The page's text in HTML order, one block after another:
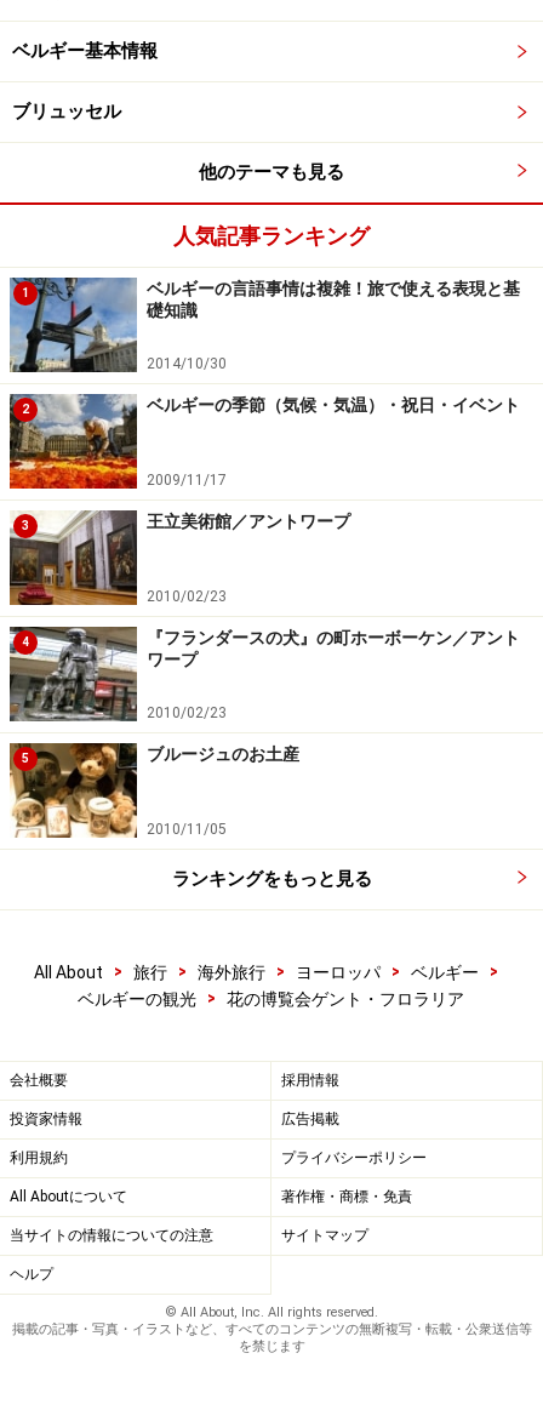
ホームページ」を確認するなど、安全確保に十分注意を払ってく
ベルギー基本情報
ブリュッセル
他のテーマも見る
人気記事ランキング
1
ベルギーの言語事情は複雑！旅で使える表現と基
礎知識
2014/10/30
2 ベルギーの季節（気候・気温）・祝日・イベント
2009/11/17
3 王立美術館／アントワープ
2010/02/23
4
『フランダースの犬』の町ホーボーケン／アント
ワープ
2010/02/23
5 ブルージュのお土産
2010/11/05
ランキングをもっと見る
All About > 旅行 > 海外旅行 > ヨーロッパ > ベルギー
>
ベルギーの観光
> 花の博覧会ゲント・フロラリア
会社概要 採用情報
投資家情報 広告掲載
利用規約 プライバシーポリシー
All Aboutについて 著作権・商標・免責
当サイトの情報についての注意 サイトマップ
ヘルプ
© All About, Inc. All rights reserved.
掲載の記事・写真・イラストなど、すべてのコンテンツの無断複写・転載・公衆送信等
を禁じます